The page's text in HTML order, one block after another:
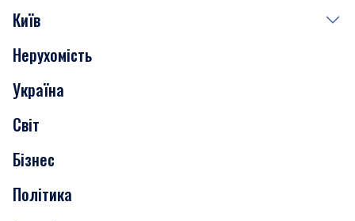
Київ
Події
Скандали
Нерухомість
Транспорт
Нерухомість
Україна
Світ
Бізнес
Політика